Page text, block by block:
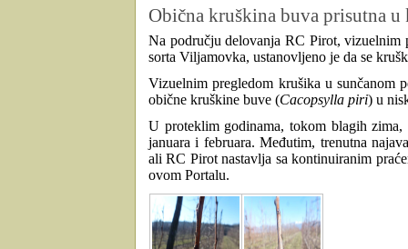
Obična kruškina buva prisutna u
Na području delovanja RC Pirot, vizuelnim
sorta Viljamovka, ustanovljeno je da se
Vizuelnim pregledom krušika u sunčanom
obične kruškine buve (Cacopsylla piri) u
U proteklim godinama, tokom blagih zima,
januara i februara. Međutim, trenutna
aliRC Pirot nastavlja sa kontinuiranim
ovom Portalu.